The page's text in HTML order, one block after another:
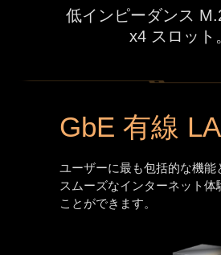
低インピーダンス
x4 スロット
GbE 有線
ユーザーに最も包括的な機能
スムーズなインターネット体
ことができます。